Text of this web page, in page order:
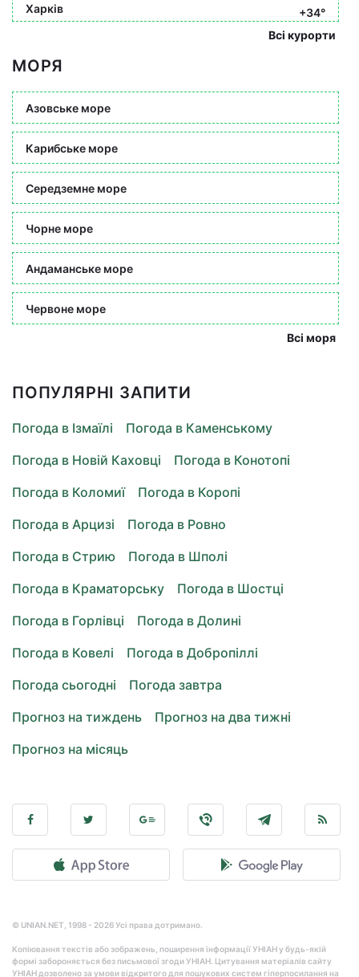
Харків
+34°
Всі курорти
МОРЯ
Азовське море
Карибське море
Середземне море
Чорне море
Андаманське море
Червоне море
Всі моря
ПОПУЛЯРНІ ЗАПИТИ
Погода в Ізмаїлі
Погода в Каменському
Погода в Новій Каховці
Погода в Конотопі
Погода в Коломиї
Погода в Коропі
Погода в Арцизі
Погода в Ровно
Погода в Стрию
Погода в Шполі
Погода в Краматорську
Погода в Шостці
Погода в Горлівці
Погода в Долині
Погода в Ковелі
Погода в Добропіллі
Погода сьогодні
Погода завтра
Прогноз на тиждень
Прогноз на два тижні
Прогноз на місяць
© UNIAN.NET, 1998 - 2026 Усі права дотримано.
Копіювання текстів або зображень, поширення інформації УНІАН у будь-якій
формі забороняється без письмової згоди УНІАН. Цитування матеріалів сайту
УНІАН дозволено за умови відкритого для пошукових систем гіперпосилання на